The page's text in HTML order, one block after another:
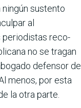
sustento
al
periodistas reco­
no se tragan
defensor de
menos, por esta
la otra parte.